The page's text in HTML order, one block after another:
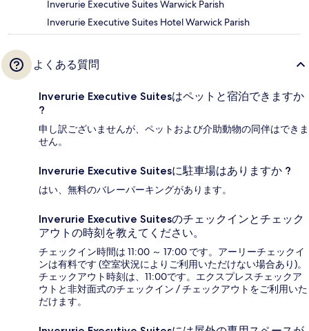
Inverurie Executive Suites Warwick Parish
Inverurie Executive Suites Hotel Warwick Parish
よくある質問
Inverurie Executive Suitesはペットと宿泊できますか
?
申し訳ございませんが、ペットおよび介助動物の同伴はできま
せん。
Inverurie Executive Suitesに駐車場はありますか ?
はい、無料のバレーパーキングがあります。
Inverurie Executive Suitesのチェックインとチェック
アウトの時刻を教えてください。
チェックイン時間は 11:00 ～ 17:00 です。アーリーチェックイ
ンは有料です (空室状況によりご利用いただけない場合あり)。
チェックアウト時刻は、11:00です。エクスプレスチェックア
ウトと非対面式のチェックイン / チェックアウトをご利用いた
だけます。